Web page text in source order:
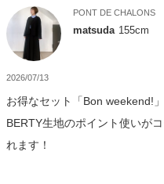
PONT DE CHALONS
matsuda 155cm
2026/07/13
お得なセット「Bon weekend!
BERTY生地のポイント使いが
れます！